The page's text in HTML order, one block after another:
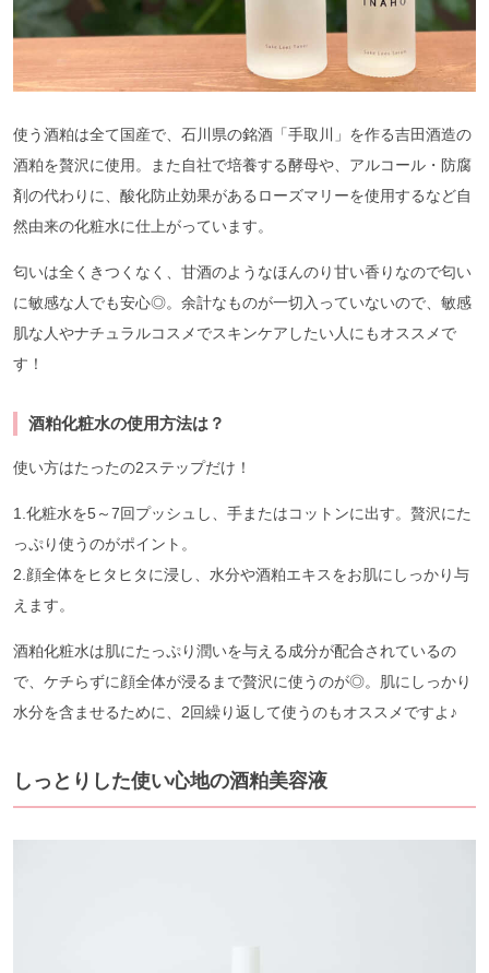
使う酒粕は全て国産で、石川県の銘酒「手取川」を作る吉田酒造の
酒粕を贅沢に使用。また自社で培養する酵母や、アルコール・防腐
剤の代わりに、酸化防止効果があるローズマリーを使用するなど自
然由来の化粧水に仕上がっています。
匂いは全くきつくなく、甘酒のようなほんのり甘い香りなので匂い
に敏感な人でも安心◎。余計なものが一切入っていないので、敏感
肌な人やナチュラルコスメでスキンケアしたい人にもオススメで
す！
酒粕化粧水の使用方法は？
使い方はたったの2ステップだけ！
1.化粧水を5～7回プッシュし、手またはコットンに出す。贅沢にた
っぷり使うのがポイント。
2.顔全体をヒタヒタに浸し、水分や酒粕エキスをお肌にしっかり与
えます。
酒粕化粧水は肌にたっぷり潤いを与える成分が配合されているの
で、ケチらずに顔全体が浸るまで贅沢に使うのが◎。肌にしっかり
水分を含ませるために、2回繰り返して使うのもオススメですよ♪
しっとりした使い心地の酒粕美容液